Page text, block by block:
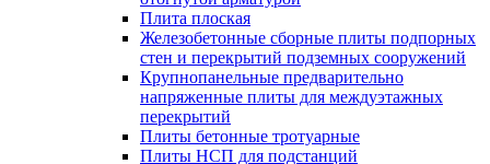
Плита плоская
Железобетонные сборные плиты подпорных
стен и перекрытий подземных сооружений
Крупнопанельные предварительно
напряженные плиты для междуэтажных
перекрытий
Плиты бетонные тротуарные
Плиты НСП для подстанций